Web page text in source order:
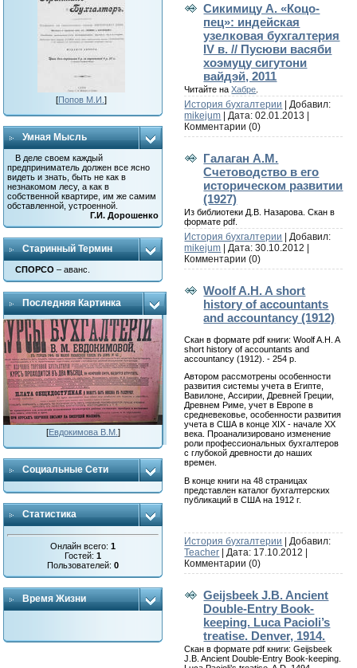
[Попов М.И. ]
Умная Мысль
В деле своем каждый
предприниматель должен все ясно
видеть и знать, быть не как в
незнакомом лесу, а как в
собственной квартире, им же самим
обставленной, устроенной.
Г.И. Дорошенко
Старинный Термин
СПОРСО – аванс.
Последняя Картинка
[Евдокимова В.М. ]
Социальные Сети
Статистика
Онлайн всего:1
Гостей:1
Пользователей:0
Время Жизни
Сикимицу А. «Коцо-
пец»: индейская
узелковая бухгалтерия
IV в. // Пусюви васяби
хоэмуцу сигутони
вайдэй, 2011
Читайте наХабре
История бухгалтерии
| Добавил:
mikejum | Дата:02.01.2013
Комментарии (0)
Галаган А.М.
Счетоводство в его
историческом развитии
(1927)
Из библиотеки Д.В. Назарова. Скан в
формате pdf.
История бухгалтерии
| Добавил:
mikejum | Дата:30.10.2012
Комментарии (0)
Woolf A.H. A short
history of accountants
and accountancy (1912)
Скан в формате pdf книги: Woolf A.H. A
short history of accountants and
accountancy (1912). - 254 p.
Автором рассмотрены особенности
развития системы учета в Египте,
Вавилоне, Ассирии, Древней Греции,
Древнем Риме, учет в Европе в
средневековье, особенности развития
учета в США в конце ХІХ - начале ХХ
века. Проанализировано изменение
роли профессиональных бухгалтеров
с глубокой древности до наших
времен.
В конце книги на 48 страницах
представлен каталог бухгалтерских
публикаций в США на 1912 г.
История бухгалтерии
| Добавил:
Teacher | Дата: 17.10.2012
Комментарии (0)
Geijsbeek J.B. Ancient
Double-Entry Book-
keeping. Luca Pacioli’s
treatise. Denver, 1914.
Скан в формате pdf книги: Geijsbeek
J.B. Ancient Double-Entry Book-keeping.